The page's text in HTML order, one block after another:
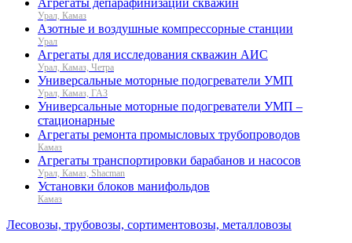
Агрегаты депарафинизации скважин
Урал, Камаз
Азотные и воздушные компрессорные станции
Урал
Агрегаты для исследования скважин АИС
Урал, Камаз, Четра
Универсальные моторные подогреватели УМП
Урал, Камаз, ГАЗ
Универсальные моторные подогреватели УМП –
стационарные
Агрегаты ремонта промысловых трубопроводов
Камаз
Агрегаты транспортировки барабанов и насосов
Урал, Камаз, Shacman
Установки блоков манифольдов
Камаз
Лесовозы, трубовозы, сортиментовозы, металловозы